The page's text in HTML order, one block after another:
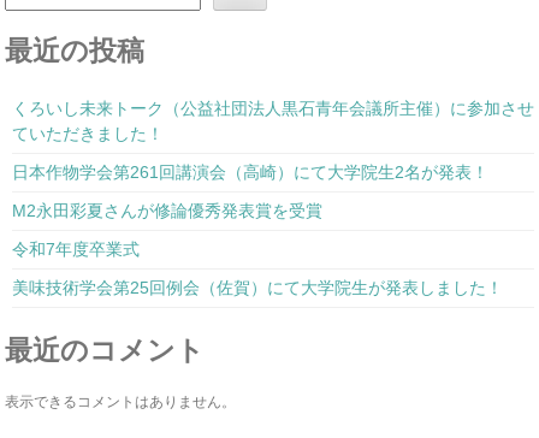
最近の投稿
くろいし未来トーク（公益社団法人黒石青年会議所主催）に参加させ
ていただきました！
日本作物学会第261回講演会（高崎）にて大学院生2名が発表！
M2永田彩夏さんが修論優秀発表賞を受賞
令和7年度卒業式
美味技術学会第25回例会（佐賀）にて大学院生が発表しました！
最近のコメント
表示できるコメントはありません。